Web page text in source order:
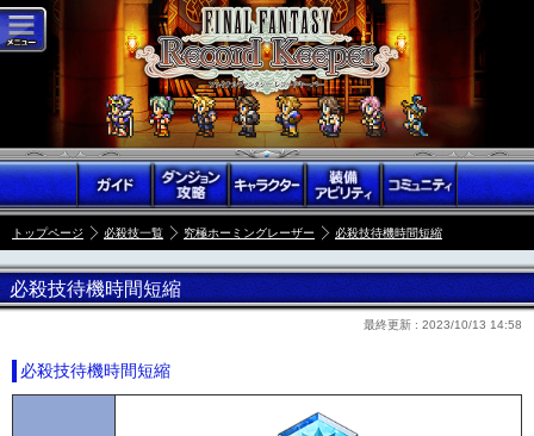
トップページ 必殺技一覧 究極ホーミングレーザー 必殺技待機時間短縮
必殺技待機時間短縮
最終更新 : 2023/10/13 14:58
必殺技待機時間短縮